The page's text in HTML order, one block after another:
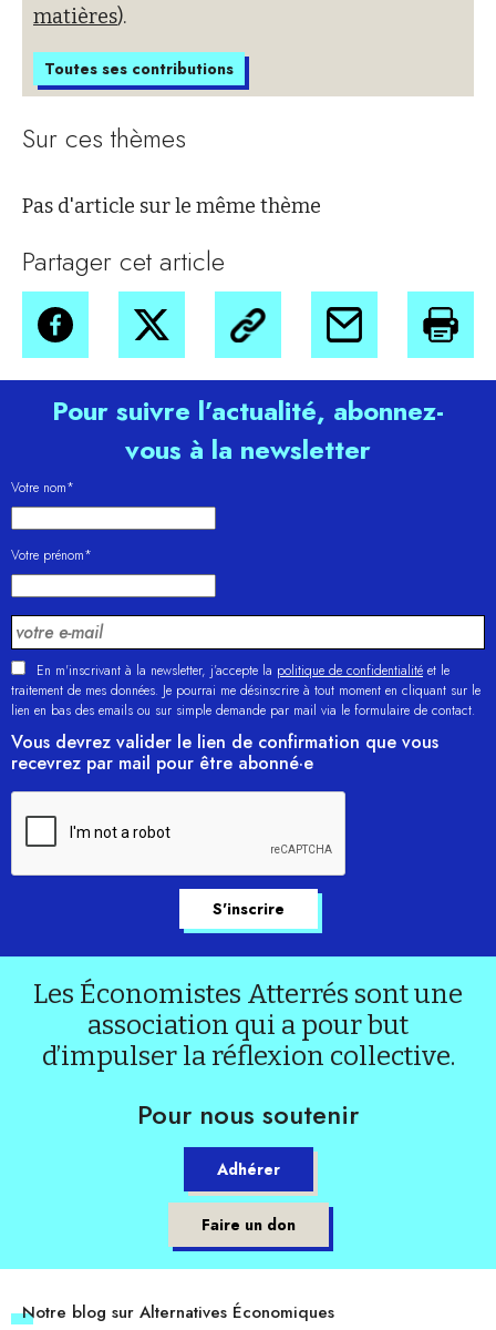
matières).
Toutes ses contributions
Sur ces thèmes
Pas d'article sur le même thème
Partager cet article
Pour suivre l’actualité, abonnez-
vous à la newsletter
Votre nom*
Votre prénom*
En m'inscrivant à la newsletter, j’accepte la politique de confidentialité et le
traitement de mes données. Je pourrai me désinscrire à tout moment en cliquant sur le
lien en bas des emails ou sur simple demande par mail via le formulaire de contact.
Vous devrez valider le lien de confirmation que vous
recevrez par mail pour être abonné·e
Les Économistes Atterrés sont une
association qui a pour but
d’impulser la réflexion collective.
Pour nous soutenir
Adhérer
Faire un don
Notre blog sur Alternatives Économiques